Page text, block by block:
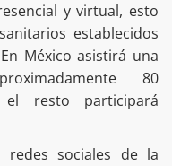
y virtual, esto
establecidos
México asistirá una
80
el resto participará
redes sociales de la